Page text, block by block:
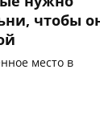
чтобы
место в